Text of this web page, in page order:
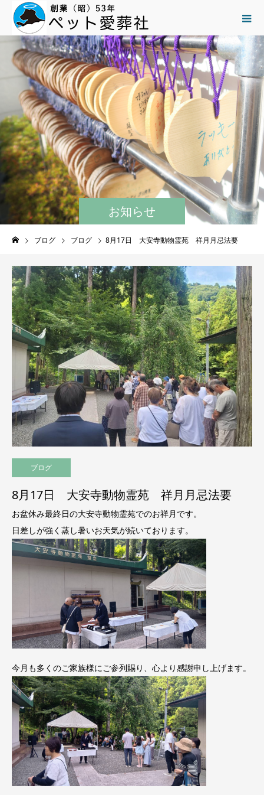
お知らせ
ブログ ブログ 8月17日 大安寺動物霊苑 祥月月忌法要
ブログ
8月17日 大安寺動物霊苑 祥月月忌法要
お盆休み最終日の大安寺動物霊苑でのお祥月です。
日差しが強く蒸し暑いお天気が続いております。
今月も多くのご家族様にご参列賜り、心より感謝申し上げます。